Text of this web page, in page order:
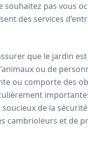
souhaitez pas vous
des services
que le jardin
ou de
ou comporte des
soucieux de la
cambrioleurs et de